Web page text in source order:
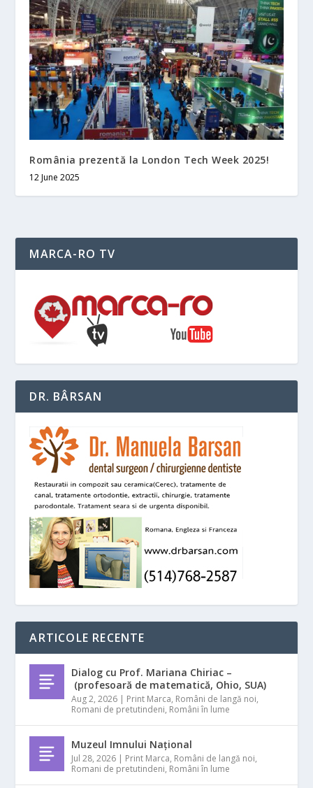
România prezentă la London Tech Week 2025!
12 June 2025
MARCA-RO TV
DR. BÂRSAN
ARTICOLE RECENTE
Dialog cu Prof. Mariana Chiriac –
(profesoară de matematică, Ohio, SUA)
Aug 2, 2026 | Print Marca, Români de langă noi,
Romani de pretutindeni, Români în lume
Muzeul Imnului Național
Jul 28, 2026 | Print Marca, Români de langă noi,
Romani de pretutindeni, Români în lume